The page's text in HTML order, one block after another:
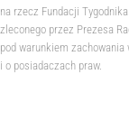
na rzecz Fundacji
zleconego przez Prezesa
pod warunkiem
i o posiadaczach praw.